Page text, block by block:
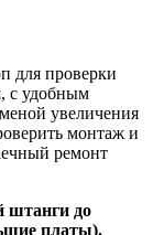
для проверки
с удобным
увеличения
монтаж и
ремонт
штанги до
платы).